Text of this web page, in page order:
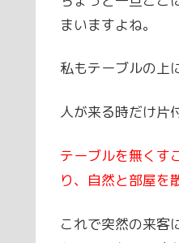
まいますよね。
私もテーブルの上
人が来る時だけ片
テーブルを無くす
り、自然と部屋を
これで突然の来客